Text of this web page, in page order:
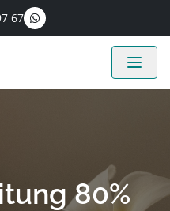
67
80%